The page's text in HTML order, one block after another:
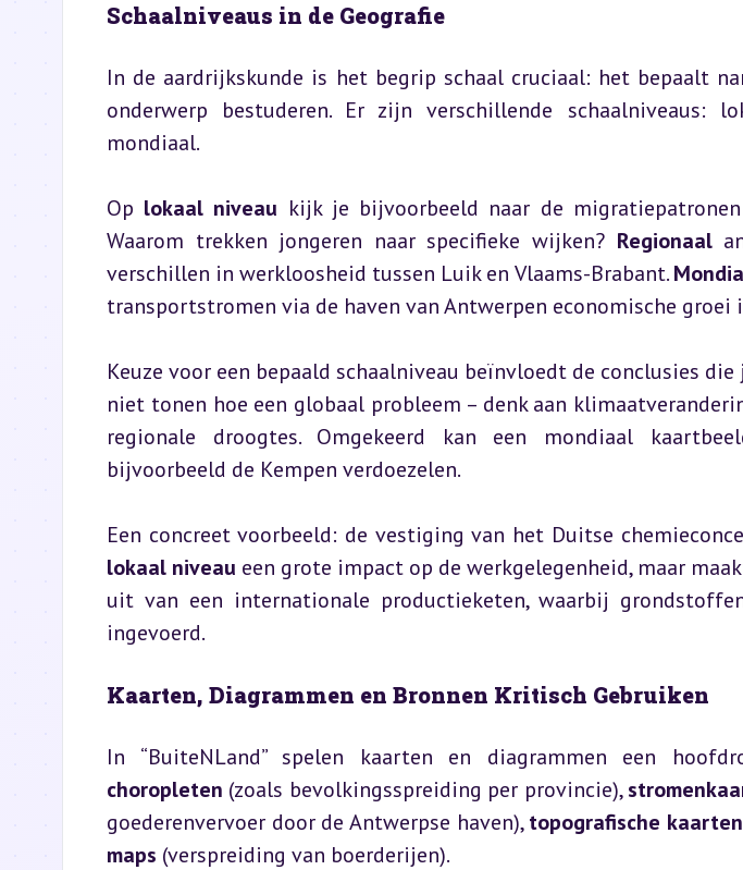
Schaalniveaus in de Geografie
In de aardrijkskunde is het begrip schaal cruciaal: het bepaalt
onderwerp bestuderen. Er zijn verschillende schaalniveaus:
mondiaal.
Op lokaal niveau kijk je bijvoorbeeld naar de
Waarom trekken jongeren naar specifieke wijken? Regionaal
verschillen in werkloosheid tussen Luik en Vlaams-Brabant.
transportstromen via de haven van Antwerpen economische groei
Keuze voor een bepaald schaalniveau beïnvloedt de conclusies
niet tonen hoe een globaal probleem – denk aan
regionale droogtes. Omgekeerd kan een mondiaal
bijvoorbeeld de Kempen verdoezelen.
lokaal niveau een grote impact op de werkgelegenheid, maar
uit van een internationale productieketen, waarbij
ingevoerd.
Kaarten, Diagrammen en Bronnen Kritisch Gebruiken
choropleten (zoals bevolkingsspreiding per provincie),
goederenvervoer door de Antwerpse haven), topografische kaarten
maps (verspreiding van boerderijen).